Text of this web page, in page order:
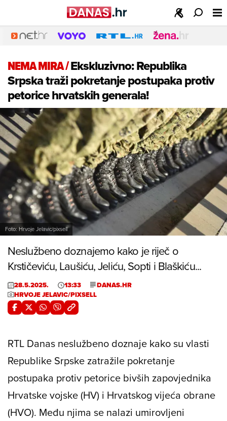
NEMA MIRA/Ekskluzivno: Republika
Srpska traži pokretanje postupaka protiv
petorice hrvatskih generala!
Foto: Hrvoje Jelavic/pixsell
Neslužbeno doznajemo kako je riječ o
Krstičeviću, Laušiću, Jeliću, Sopti i Blaškiću...
28.5.2025. 13:33
DANAS.HR
HRVOJE JELAVIC/PIXSELL
RTL Danas neslužbeno doznaje kako su vlasti
Republike Srpske zatražile pokretanje
postupaka protiv petorice bivših zapovjednika
Hrvatske vojske (HV) i Hrvatskog vijeća obrane
(HVO). Među njima se nalazi umirovljeni